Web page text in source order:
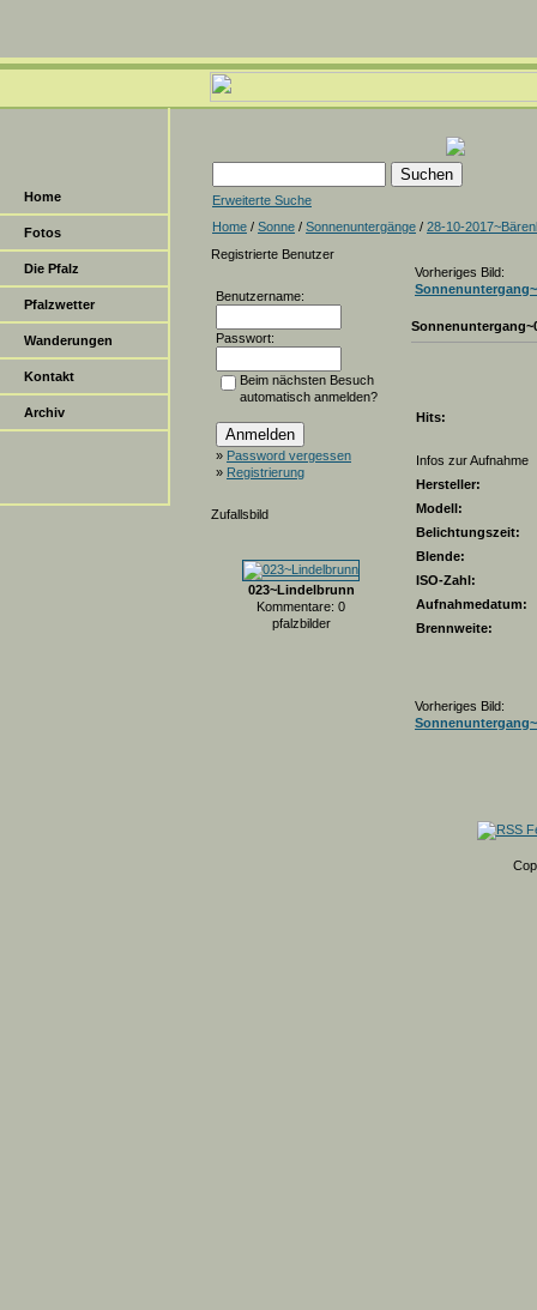
Home
Fotos
Die Pfalz
Pfalzwetter
Wanderungen
Kontakt
Archiv
Erweiterte Suche
Home / Sonne / Sonnenuntergänge / 28-10-
Registrierte Benutzer
Benutzername:
Passwort:
Beim nächsten Besuch
automatisch anmelden?
» Password vergessen
» Registrierung
Zufallsbild
023~Lindelbrunn
Kommentare: 0
pfalzbilder
Vorheriges Bild:
Hits:
Infos zur Aufnahme
Hersteller:
Modell:
Belichtungszeit:
Blende:
ISO-Zahl:
Aufnahmedatum:
Brennweite:
Vorheriges Bild: